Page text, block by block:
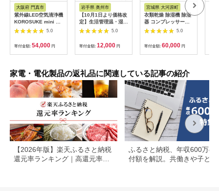
ス
大阪府 門真市
紫外線LED空気清浄機
KOROSUKE mini 卓
上 コンパクト 空気清
浄機 除菌【活性酸素
有害物質分解 メンテ
ナンスフリー 安全性
二酸化チタン粒子 ミ
市 】
5.0
寄付金額: 54,000 円
納税
岩手県 奥州市
【10月1日より価格改
定】生活管理温・湿度
計 TM-2441 [AJ049]
5.0
寄付金額: 12,000 円
宮城県 大河原町
衣類乾燥 除湿機 除湿
器 コンプレッサー式
除湿量 7L IJC-P70-H
グレー 梅雨 洗濯物干
し 室内物干し 部屋干
し 結露対策 節電 省エ
ネ 花粉対策 湿気 寝室
ヤマ
5.0
寄付金額: 60,000 円
家電・電化製品の返礼品に関連している記事の紹介
【2026年版】楽天ふるさと納税
還元率ランキング｜高還元率返
ふるさと納税、年収600万の
付額を解説。共働きや子ども